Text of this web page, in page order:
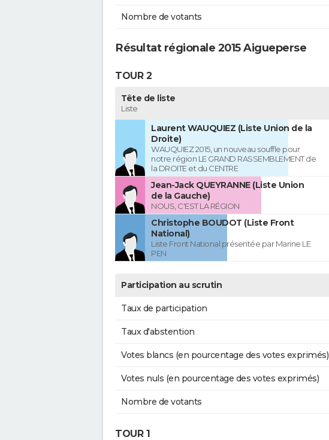
Nombre de votants
Résultat régionale 2015 Aigueperse
TOUR 2
Tête de liste
Liste
Laurent WAUQUIEZ (Liste Union de la
Droite)
WAUQUIEZ 2015, un nouveau souffle pour
notre région LE GRAND RASSEMBLEMENT de
la DROITE et du CENTRE
Jean-Jack QUEYRANNE (Liste Union
de la Gauche)
NOUS, C'EST LA RÉGION
Christophe BOUDOT (Liste Front
National)
Liste Front National présentée par Marine LE
PEN
Participation au scrutin
Taux de participation
Taux d'abstention
Votes blancs (en pourcentage des votes exprimés)
Votes nuls (en pourcentage des votes exprimés)
Nombre de votants
TOUR 1